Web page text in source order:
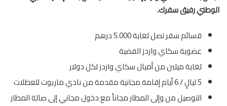
الوطني رفيق سفرك.
قسائم سفر تصل لغاية 5.000 درهم
عضوية سكاي واردز الفضية
لغاية ميلين من أميال سكاي واردز لكل دولار
5 ليالٍ / 6 أيام إقامة مجانية مقدمة من نادي ماريوت للعطلات
التوصيل من وإلى المطار مجاناً مع دخول مجاني إلى صالة المطار